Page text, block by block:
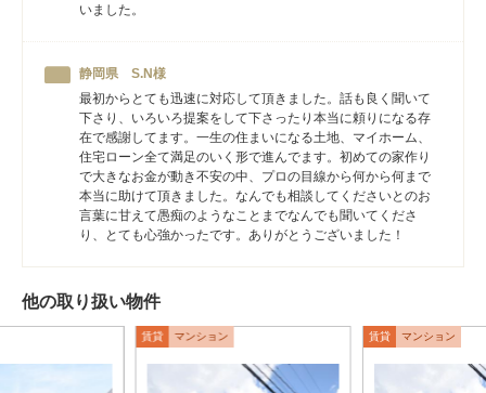
いました。
静岡県 S.N様
最初からとても迅速に対応して頂きました。話も良く聞いて
下さり、いろいろ提案をして下さったり本当に頼りになる存
在で感謝してます。一生の住まいになる土地、マイホーム、
住宅ローン全て満足のいく形で進んでます。初めての家作り
で大きなお金が動き不安の中、プロの目線から何から何まで
本当に助けて頂きました。なんでも相談してくださいとのお
言葉に甘えて愚痴のようなことまでなんでも聞いてくださ
り、とても心強かったです。ありがとうございました！
他の取り扱い物件
賃貸 マンション 賃貸 マンション